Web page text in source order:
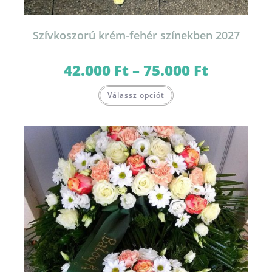
Szívkoszorú krém-fehér színekben 2027
42.000 Ft– 75.000 Ft42.000 Ft
Válassz opciót a
van.
A
változatok
a
termékoldalon
választhatók
ki